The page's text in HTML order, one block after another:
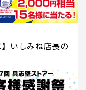
いしみね店長の